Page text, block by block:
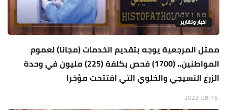
اخبار وتقارير
ممثل المرجعية يوجه بتقديم الخدمات (مجانا) لعموم
المواطنين.. (1700) فحص بكلفة (225) مليون في وحدة
الزرع النسيجي والخلوي التي افتتحت مؤخرا